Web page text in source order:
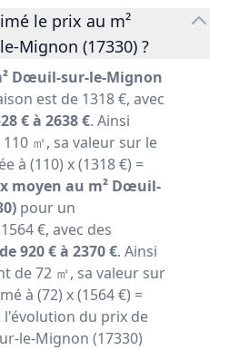
le prix au m²
Mignon (17330) ?
Dœuil-sur-le-Mignon
est de 1318 €, avec
€ à 2638 €. Ainsi
㎡, sa valeur sur le
à (110) x (1318 €) =
moyen au m² Dœuil-
pour un
€, avec des
920 € à 2370 €. Ainsi
de 72 ㎡, sa valeur sur
à (72) x (1564 €) =
l'évolution du prix de
le-Mignon (17330)